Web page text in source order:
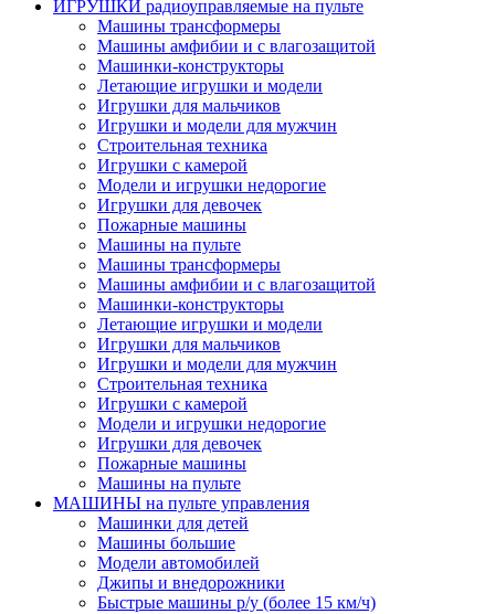
ИГРУШКИ радиоуправляемые на пульте
Машины трансформеры
Машины амфибии и с влагозащитой
Машинки-конструкторы
Летающие игрушки и модели
Игрушки для мальчиков
Игрушки и модели для мужчин
Строительная техника
Игрушки с камерой
Модели и игрушки недорогие
Игрушки для девочек
Пожарные машины
Машины на пульте
Машины трансформеры
Машины амфибии и с влагозащитой
Машинки-конструкторы
Летающие игрушки и модели
Игрушки для мальчиков
Игрушки и модели для мужчин
Строительная техника
Игрушки с камерой
Модели и игрушки недорогие
Игрушки для девочек
Пожарные машины
Машины на пульте
МАШИНЫ на пульте управления
Машинки для детей
Машины большие
Модели автомобилей
Джипы и внедорожники
Быстрые машины р/у (более 15 км/ч)